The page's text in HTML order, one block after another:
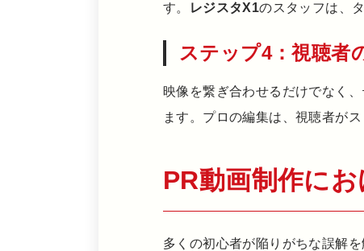
す。
レジスタX1のスタッフは、
ステップ4：視聴者
映像を繋ぎ合わせるだけでなく
ます。プロの編集は、視聴者が
PR動画制作に
多くの初心者が陥りがちな誤解